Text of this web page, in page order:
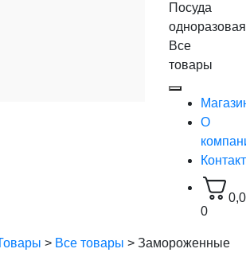
Посуда
одноразовая
Все
товары
О
0
> Все товары > Замороженные